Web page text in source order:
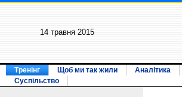
14 травня 2015
Тренінг Щоб ми так жили Аналітика
Суспільство